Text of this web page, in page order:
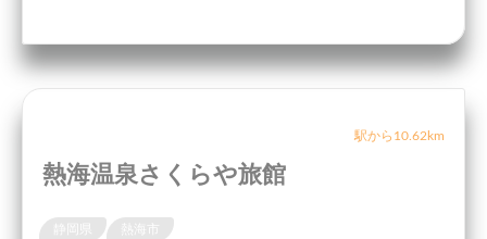
駅から10.62km
熱海温泉さくらや旅館